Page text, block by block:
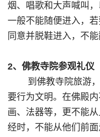
烟、唱歌和大声喊叫
一般不能随便进入，
同意并脱鞋进入，不能
2、佛教寺院参观礼仪
到佛教寺院旅游，
要行为文明。在佛殿
画、法器等，更不能
经时，不能从他们前